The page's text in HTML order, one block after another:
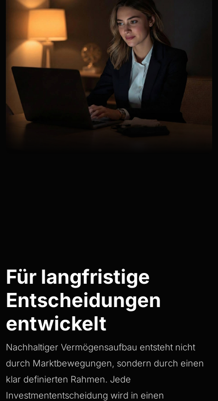
Für langfristige
Entscheidungen
entwickelt
Nachhaltiger Vermögensaufbau entsteht nicht
durch Marktbewegungen, sondern durch einen
klar definierten Rahmen. Jede
Investmententscheidung wird in einen